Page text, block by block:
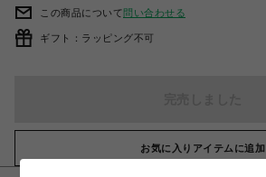
この商品について問い合わせる
ギフト：ラッピング不可
お気に入りアイテムに追加